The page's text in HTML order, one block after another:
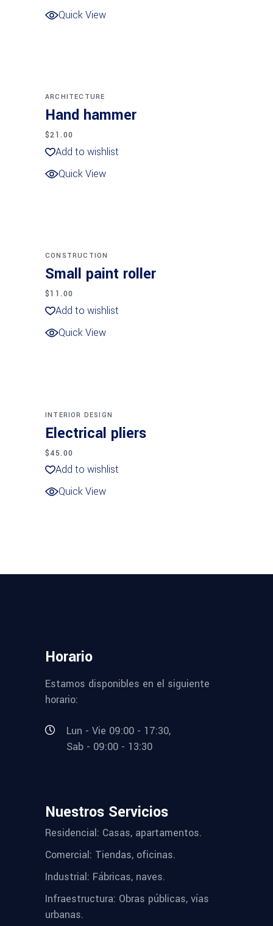
Quick View
NEW
ARCHITECTURE
Hand hammer
$21.00
Add to wishlist
Quick View
CONSTRUCTION
Small paint roller
$11.00
Add to wishlist
Quick View
INTERIOR DESIGN
Electrical pliers
$45.00
Add to wishlist
Quick View
Horario
Estamos disponibles en el siguiente
horario:
Lun - Vie 09:00 - 17:30,
Sab - 09:00 - 13:30
Nuestros Servicios
Residencial: Casas, apartamentos.
Comercial: Tiendas, oficinas.
Industrial: Fábricas, naves.
Infraestructura: Obras públicas, vías
urbanas.